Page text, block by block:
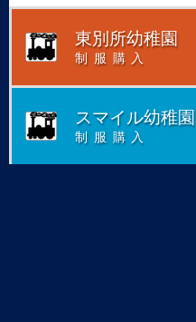
東別所幼稚園
制服購入
スマイル幼稚園
制服購入